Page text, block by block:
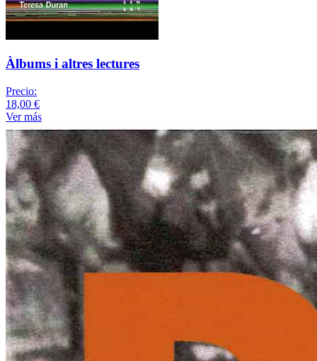
Àlbums i altres lectures
Precio:
18,00 €
Ver más